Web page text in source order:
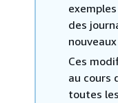
des
Ces
au cours
toutes